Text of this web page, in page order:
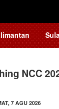
NCC
7 AGU 2026